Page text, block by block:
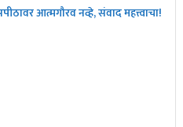
आत्मगौरव नव्हे, संवाद महत्त्वाचा!